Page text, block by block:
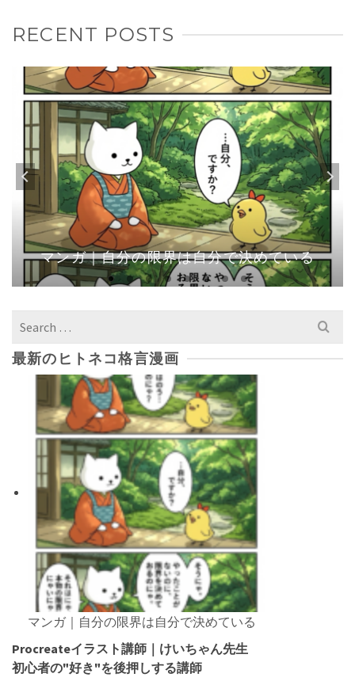
RECENT POSTS
マンガ｜自分の限界は自分で決めている
Search
最新のヒトネコ格言漫画
マンガ｜自分の限界は自分で決めている
Procreateイラスト講師｜けいちゃん先生
初心者の"好き"を後押しする講師